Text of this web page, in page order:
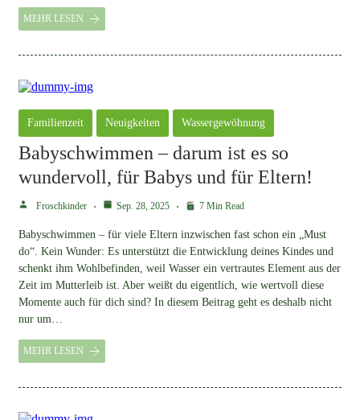
MEHR LESEN
Familienzeit Neuigkeiten Wassergewöhnung
Babyschwimmen – darum ist es so
wundervoll, für Babys und für Eltern!
Froschkinder Sep. 28, 2025 7 Min Read
Babyschwimmen – für viele Eltern inzwischen fast schon ein „Must
do“. Kein Wunder: Es unterstützt die Entwicklung deines Kindes und
schenkt ihm Wohlbefinden, weil Wasser ein vertrautes Element aus der
Zeit im Mutterleib ist. Aber weißt du eigentlich, wie wertvoll diese
Momente auch für dich sind? In diesem Beitrag geht es deshalb nicht
nur um…
MEHR LESEN